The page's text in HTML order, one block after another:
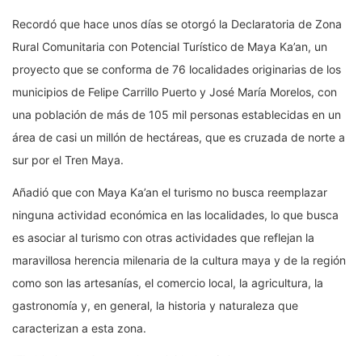
Recordó que hace unos días se otorgó la Declaratoria de Zona
Rural Comunitaria con Potencial Turístico de Maya Ka’an, un
proyecto que se conforma de 76 localidades originarias de los
municipios de Felipe Carrillo Puerto y José María Morelos, con
una población de más de 105 mil personas establecidas en un
área de casi un millón de hectáreas, que es cruzada de norte a
sur por el Tren Maya.
Añadió que con Maya Ka’an el turismo no busca reemplazar
ninguna actividad económica en las localidades, lo que busca
es asociar al turismo con otras actividades que reflejan la
maravillosa herencia milenaria de la cultura maya y de la región
como son las artesanías, el comercio local, la agricultura, la
gastronomía y, en general, la historia y naturaleza que
caracterizan a esta zona.